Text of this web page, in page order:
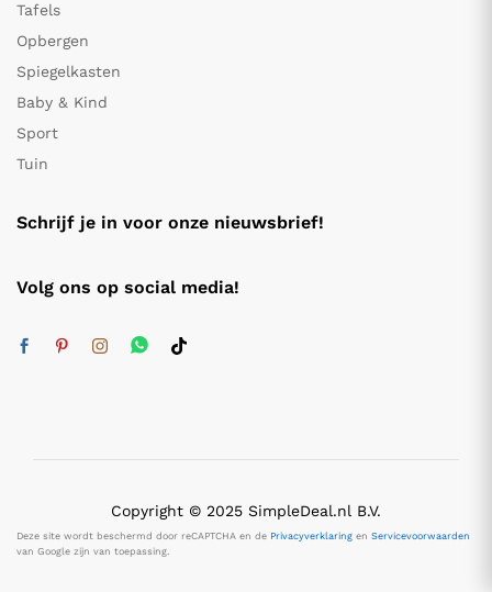
Tafels
Opbergen
Spiegelkasten
Baby & Kind
Sport
Tuin
Schrijf je in voor onze nieuwsbrief!
Volg ons op social media!
Copyright © 2025 SimpleDeal.nl B.V.
Deze site wordt beschermd door reCAPTCHA en de Privacyverklaring en Servicevoorwaarden
van Google zijn van toepassing.